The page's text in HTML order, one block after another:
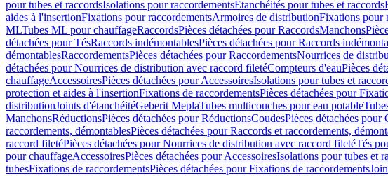
pour tubes et raccordsIsolations pour raccordementsÉtanchéités pour tubes et raccords
aides à l'insertionFixations pour raccordementsArmoires de distributionFixations pour
MLTubes ML pour chauffageRaccordsPièces détachées pour RaccordsManchons
détachées pour TésRaccords indémontablesPièces détachées pour Raccords
démontablesRaccordementsPièces détachées pour RaccordementsNourrices de
détachées pour Nourrices de distribution avec raccord filetéCompteurs d'eauPièces
chauffageAccessoiresPièces détachées pour AccessoiresIsolations pour tubes et
protection et aides à l'insertionFixations de raccordementsPièces détachées pour
distributionJoints d'étanchéitéGeberit MeplaTubes multicouches pour eau potable
ManchonsRéductionsPièces détachées pour RéductionsCoudesPièces détachées pour
raccordements, démontablesPièces détachées pour Raccords et raccordements,
raccord filetéPièces détachées pour Nourrices de distribution avec raccord filetéTés
pour chauffageAccessoiresPièces détachées pour AccessoiresIsolations pour tubes et
tubesFixations de raccordementsPièces détachées pour Fixations de raccordements